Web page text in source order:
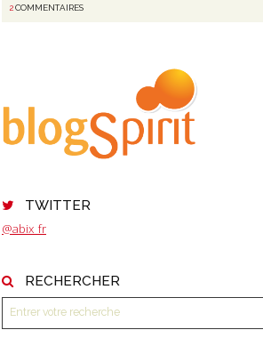
TWITTER
@abix_fr
RECHERCHER
2COMMENTAIRES